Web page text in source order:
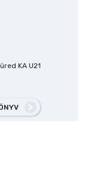
KA U21